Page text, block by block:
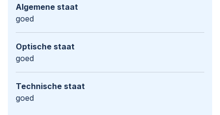
Algemene staat
goed
Optische staat
goed
Technische staat
goed